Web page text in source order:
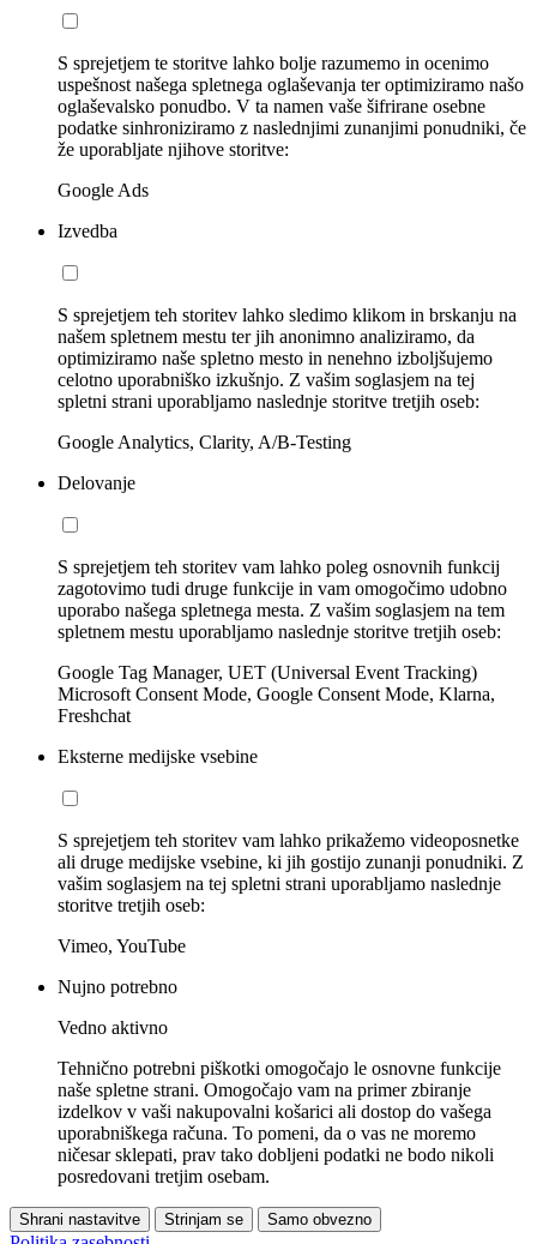
S sprejetjem te storitve lahko bolje razumemo in ocenimo
uspešnost našega spletnega oglaševanja ter optimiziramo našo
oglaševalsko ponudbo. V ta namen vaše šifrirane osebne
podatke sinhroniziramo z naslednjimi zunanjimi ponudniki, če
že uporabljate njihove storitve:
Google Ads
Izvedba
S sprejetjem teh storitev lahko sledimo klikom in brskanju na
našem spletnem mestu ter jih anonimno analiziramo, da
optimiziramo naše spletno mesto in nenehno izboljšujemo
celotno uporabniško izkušnjo. Z vašim soglasjem na tej
spletni strani uporabljamo naslednje storitve tretjih oseb:
Google Analytics, Clarity, A/B-Testing
Delovanje
S sprejetjem teh storitev vam lahko poleg osnovnih funkcij
zagotovimo tudi druge funkcije in vam omogočimo udobno
uporabo našega spletnega mesta. Z vašim soglasjem na tem
spletnem mestu uporabljamo naslednje storitve tretjih oseb:
Google Tag Manager, UET (Universal Event Tracking)
Microsoft Consent Mode, Google Consent Mode, Klarna,
Freshchat
Eksterne medijske vsebine
S sprejetjem teh storitev vam lahko prikažemo videoposnetke
ali druge medijske vsebine, ki jih gostijo zunanji ponudniki. Z
vašim soglasjem na tej spletni strani uporabljamo naslednje
storitve tretjih oseb:
Vimeo, YouTube
Nujno potrebno
Vedno aktivno
Tehnično potrebni piškotki omogočajo le osnovne funkcije
naše spletne strani. Omogočajo vam na primer zbiranje
izdelkov v vaši nakupovalni košarici ali dostop do vašega
uporabniškega računa. To pomeni, da o vas ne moremo
ničesar sklepati, prav tako dobljeni podatki ne bodo nikoli
posredovani tretjim osebam.
Shrani nastavitve Strinjam se Samo obvezno